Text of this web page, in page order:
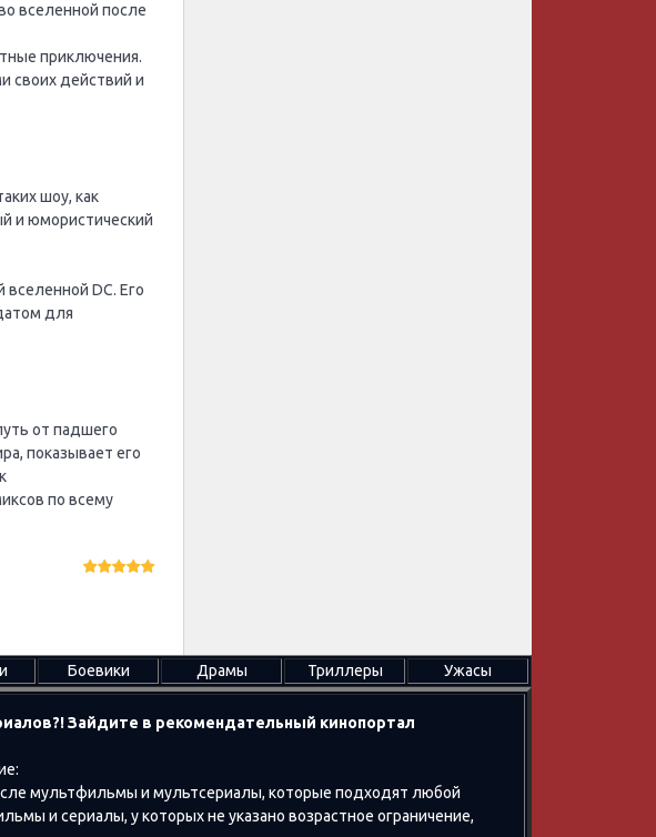
вселенной после
приключения.
своих действий и
шоу, как
и юмористический
DC. Его
для
от падшего
показывает его
по всему
Боевики Драмы Триллеры Ужасы
Зайдите в рекомендательный кинопортал
мультфильмы и мультсериалы, которые подходят любой
и сериалы, у которых не указано возрастное ограничение,